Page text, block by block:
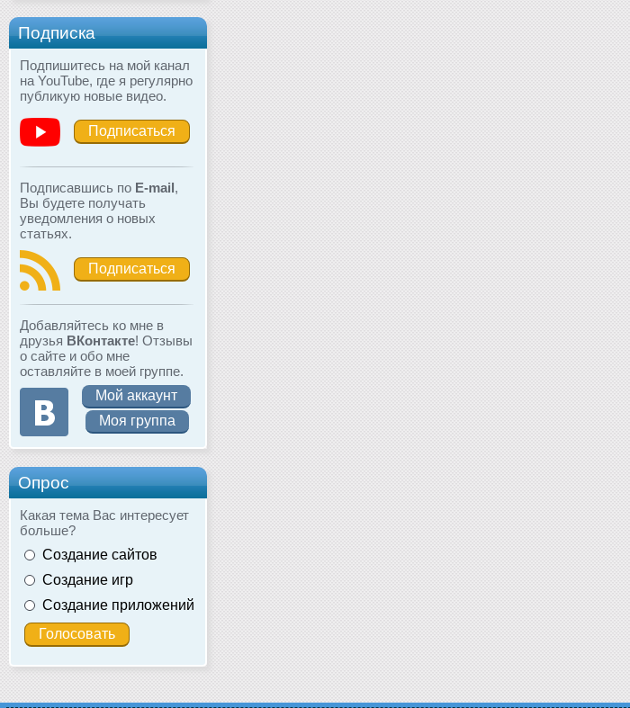
Подписка
Подпишитесь на мой канал
на YouTube, где я регулярно
публикую новые видео.
Подписаться
Подписавшись по E-mail,
Вы будете получать
уведомления о новых
статьях.
Подписаться
Добавляйтесь ко мне в
друзья ВКонтакте! Отзывы
о сайте и обо мне
оставляйте в моей группе.
Мой аккаунт
Моя группа
Опрос
Какая тема Вас интересует
больше?
Создание сайтов
Создание игр
Создание приложений